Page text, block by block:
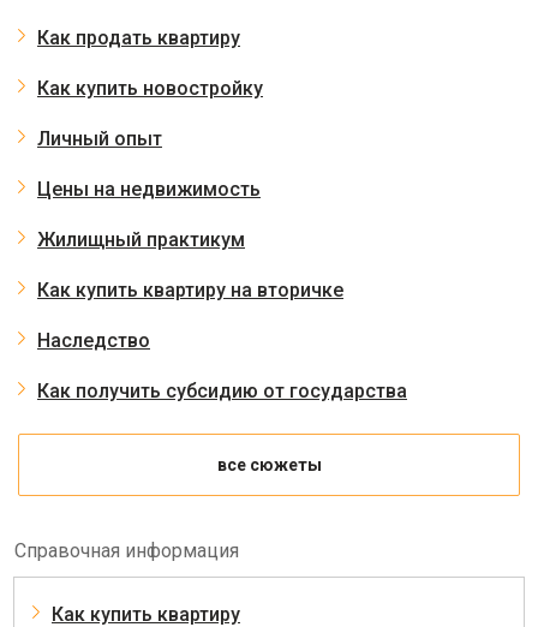
Как продать квартиру
Как купить новостройку
Личный опыт
Цены на недвижимость
Жилищный практикум
Как купить квартиру на вторичке
Наследство
Как получить субсидию от государства
все сюжеты
Справочная информация
Как купить квартиру